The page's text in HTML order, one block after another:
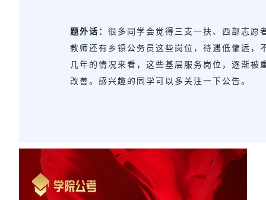
题外话：很多同学会觉得三支一扶、西部志愿
教师还有乡镇公务员这些岗位，待遇低偏远，
几年的情况来看，这些基层服务岗位，逐渐被
改善。感兴趣的同学可以多关注一下公告。